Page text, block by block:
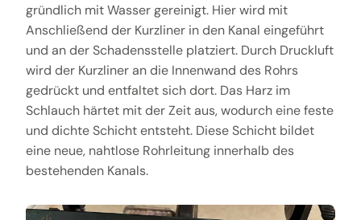
gründlich mit Wasser gereinigt. Hier wird mit
Anschließend der Kurzliner in den Kanal eingeführt
und an der Schadensstelle platziert. Durch Druckluft
wird der Kurzliner an die Innenwand des Rohrs
gedrückt und entfaltet sich dort. Das Harz im
Schlauch härtet mit der Zeit aus, wodurch eine feste
und dichte Schicht entsteht. Diese Schicht bildet
eine neue, nahtlose Rohrleitung innerhalb des
bestehenden Kanals.